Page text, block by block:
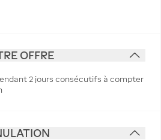
OFFRE
2 jours consécutifs à compter